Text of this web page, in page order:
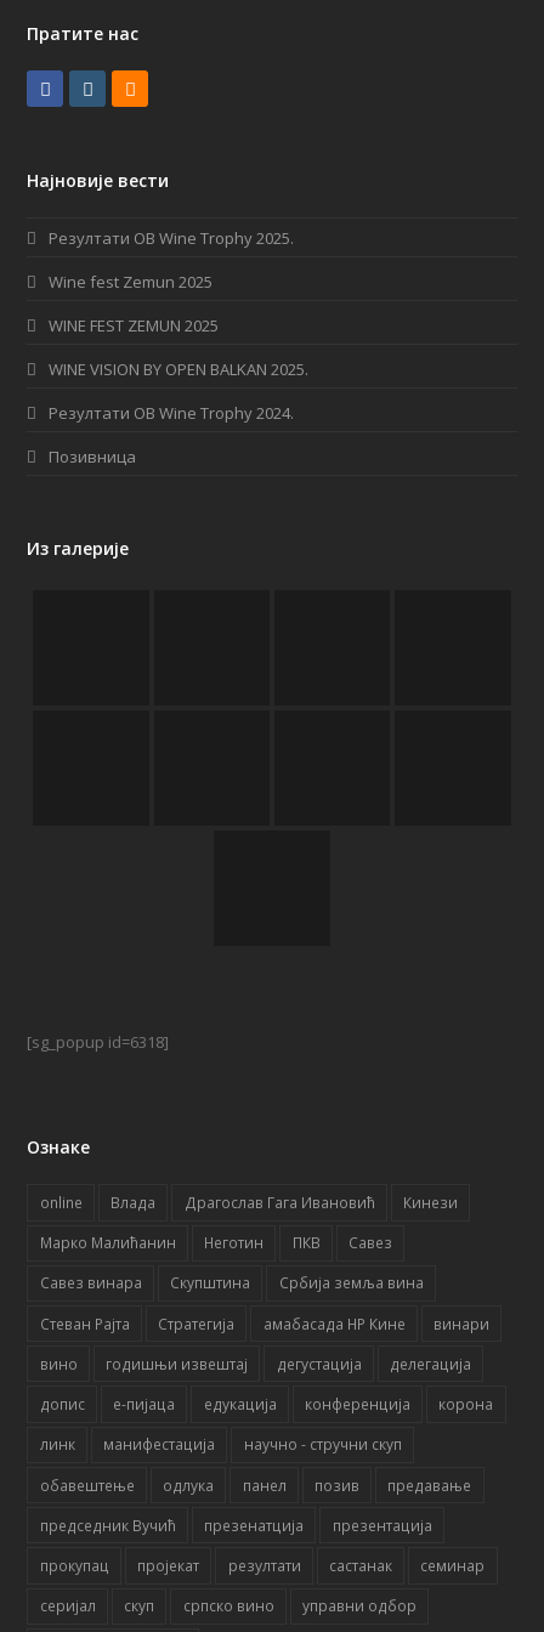
Пратите нас
e
b
t
a
g
m
Најновије вести
Резултати OB Wine Trophy 2025.
Wine fest Zemun 2025
WINE FEST ZEMUN 2025
WINE VISION BY OPEN BALKAN 2025.
Резултати OB Wine Trophy 2024.
Позивница
Из галерије
[sg_popup id=6318]
Ознаке
online Влада Драгослав Гага Ивановић
Кинези
Марко Малићанин
Неготин ПКВ
Савез
Савез винара
Скупштина
Србија земља вина
Стеван Рајта
Стратегија амабасада НР Кине
винари
вино
годишњи извештај дегустација
делегација
допис
е-пијаца едукација конференција
корона
линк
манифестација
научно - стручни скуп
обавештење
одлука панел позив
предавање
председник Вучић
презенатција
презентација
прокупац
пројекат резултати састанак
семинар
серијал
скуп српско вино управни одбор